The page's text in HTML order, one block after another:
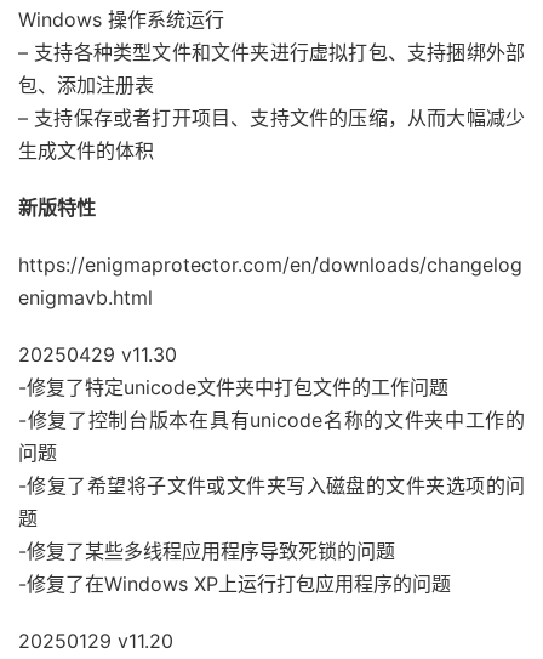
Windows 操作系统运行
– 支持各种类型文件和文件夹进行虚拟打包、支持捆绑外部
包、添加注册表
– 支持保存或者打开项目、支持文件的压缩，从而大幅减少
生成文件的体积
新版特性
https://enigmaprotector.com/en/downloads/changelog
enigmavb.html
20250429 v11.30
-修复了特定unicode文件夹中打包文件的工作问题
-修复了控制台版本在具有unicode名称的文件夹中工作的
问题
-修复了希望将子文件或文件夹写入磁盘的文件夹选项的问
题
-修复了某些多线程应用程序导致死锁的问题
-修复了在Windows XP上运行打包应用程序的问题
20250129 v11.20